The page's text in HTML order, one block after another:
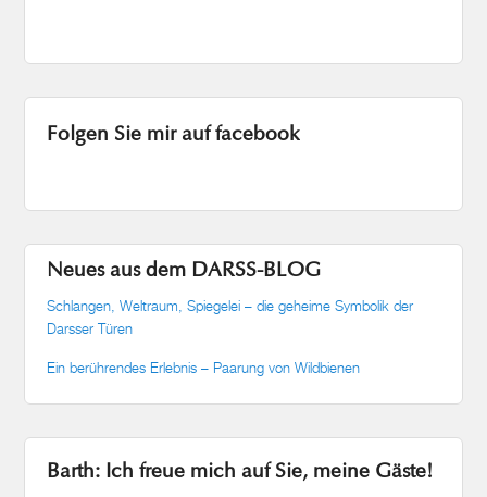
Folgen Sie mir auf facebook
Neues aus dem DARSS-BLOG
Schlangen, Weltraum, Spiegelei – die geheime Symbolik der
Darsser Türen
Ein berührendes Erlebnis – Paarung von Wildbienen
Barth: Ich freue mich auf Sie, meine Gäste!